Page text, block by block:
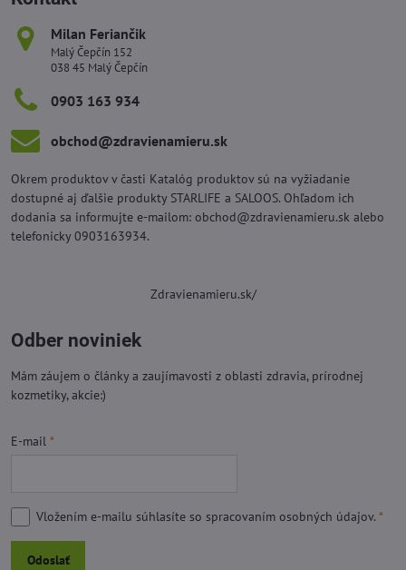
Milan Feriančik
Malý Čepčín 152
038 45 Malý Čepčín
0903 163 934
obchod​@zdravienamieru​.sk
Okrem produktov v časti Katalóg produktov sú na vyžiadanie
dostupné aj ďalšie produkty STARLIFE a SALOOS. Ohľadom ich
dodania sa informujte e-mailom: obchod@zdravienamieru.sk alebo
telefonicky 0903163934.
Zdravienamieru.sk/
Odber noviniek
Mám záujem o články a zaujímavosti z oblasti zdravia, prírodnej
kozmetiky, akcie:)
E-mail *
Vložením e-mailu súhlasíte so spracovaním osobných údajov. *
Odoslať